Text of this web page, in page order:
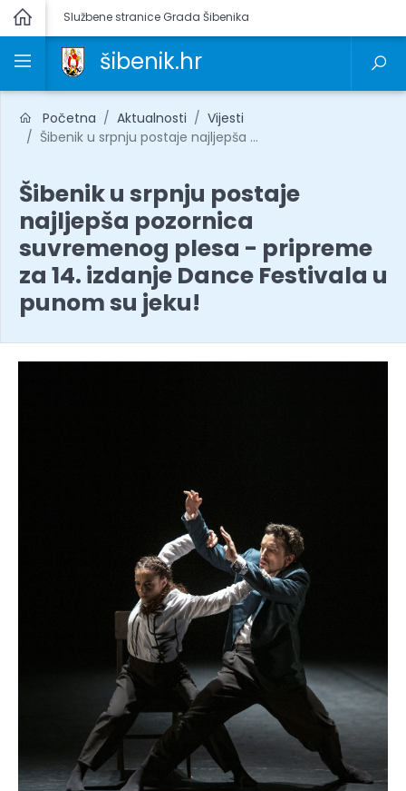
Službene stranice Grada Šibenika
šibenik.hr
Početna Aktualnosti
Vijesti
Šibenik u srpnju postaje najljepša ...
Šibenik u srpnju postaje
najljepša pozornica
suvremenog plesa - pripreme
za 14. izdanje Dance Festivala u
punom su jeku!